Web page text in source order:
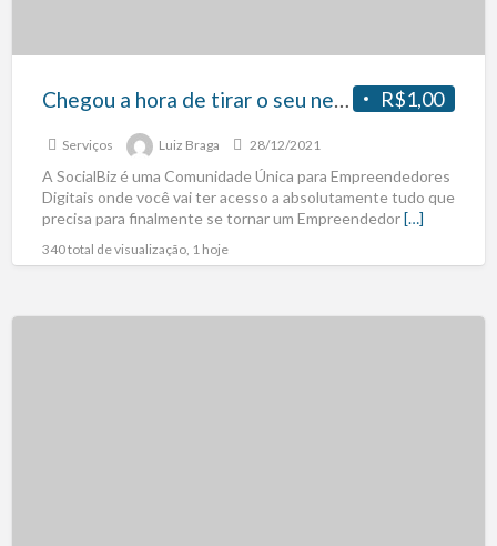
R$1,00
Chegou a hora de tirar o seu negócio do papel e transformá-lo em realidade!
Serviços Luiz Braga 28/12/2021
A SocialBiz é uma Comunidade Única para Empreendedores
Digitais onde você vai ter acesso a absolutamente tudo que
precisa para finalmente se tornar um Empreendedor[…]
340 total de visualização, 1 hoje